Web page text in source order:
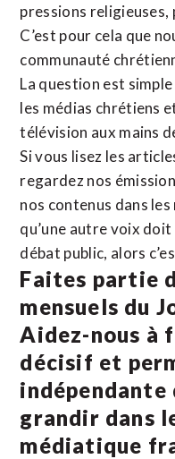
pressions
C’est pour cela que
communauté
La question est
les médias chrétiens
télévision aux mains
Si vous lisez les
regardez nos
nos contenus dans
qu’une autre voix
débat public, alors
Faites partie
mensuels du
Aidez-nous à
décisif et
indépendante
grandir dans
médiatique